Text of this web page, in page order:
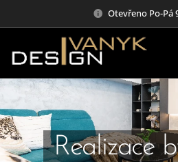
Otevřeno Po-Pá
Realizace